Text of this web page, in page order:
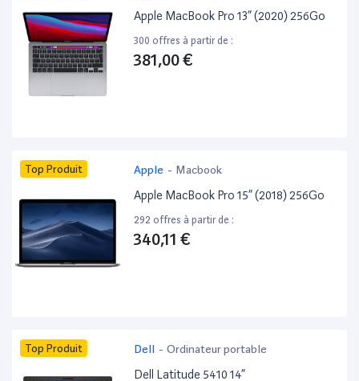
Apple MacBook Pro 13” (2020) 256Go
300 offres à partir de :
381,00 €
Top Produit Apple - Macbook
Apple MacBook Pro 15” (2018) 256Go
292 offres à partir de :
340,11 €
Top Produit Dell - Ordinateur portable
Dell Latitude 5410 14”